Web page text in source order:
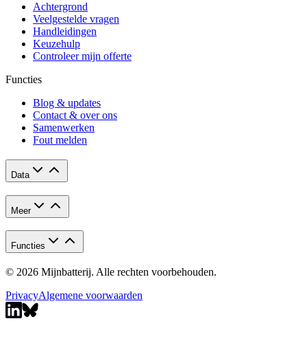
Achtergrond
Veelgestelde vragen
Handleidingen
Keuzehulp
Controleer mijn offerte
Functies
Blog & updates
Contact & over ons
Samenwerken
Fout melden
Data
Meer
Functies
© 2026 Mijnbatterij. Alle rechten voorbehouden.
PrivacyAlgemene voorwaarden